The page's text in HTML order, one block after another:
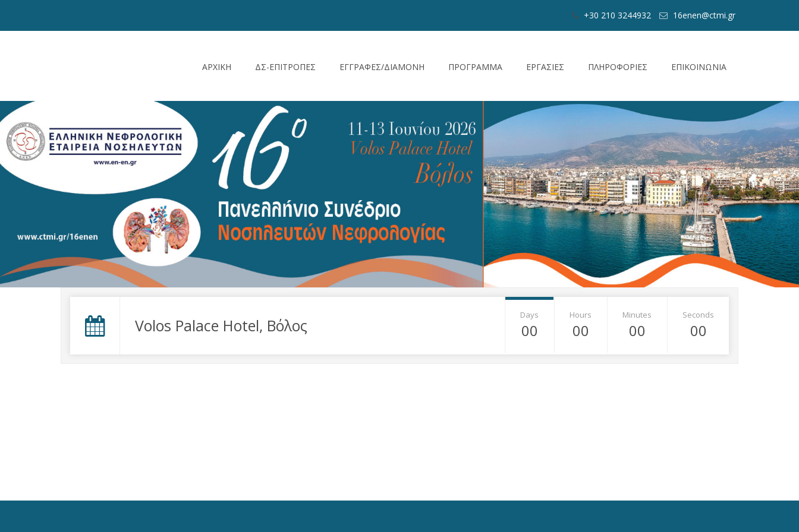
+30 210 3244932 16enen@ctmi.gr
ΑΡΧΙΚΗ ΔΣ-ΕΠΙΤΡΟΠΕΣ ΕΓΓΡΑΦΕΣ/ΔΙΑΜΟΝΗ ΠΡΟΓΡΑΜΜΑ ΕΡΓΑΣΙΕΣ ΠΛΗΡΟΦΟΡΙΕΣ ΕΠΙΚΟΙΝΩΝΙΑ
Volos Palace Hotel, Βόλος
Days
00
Hours
00
Minutes
00
Seconds
00